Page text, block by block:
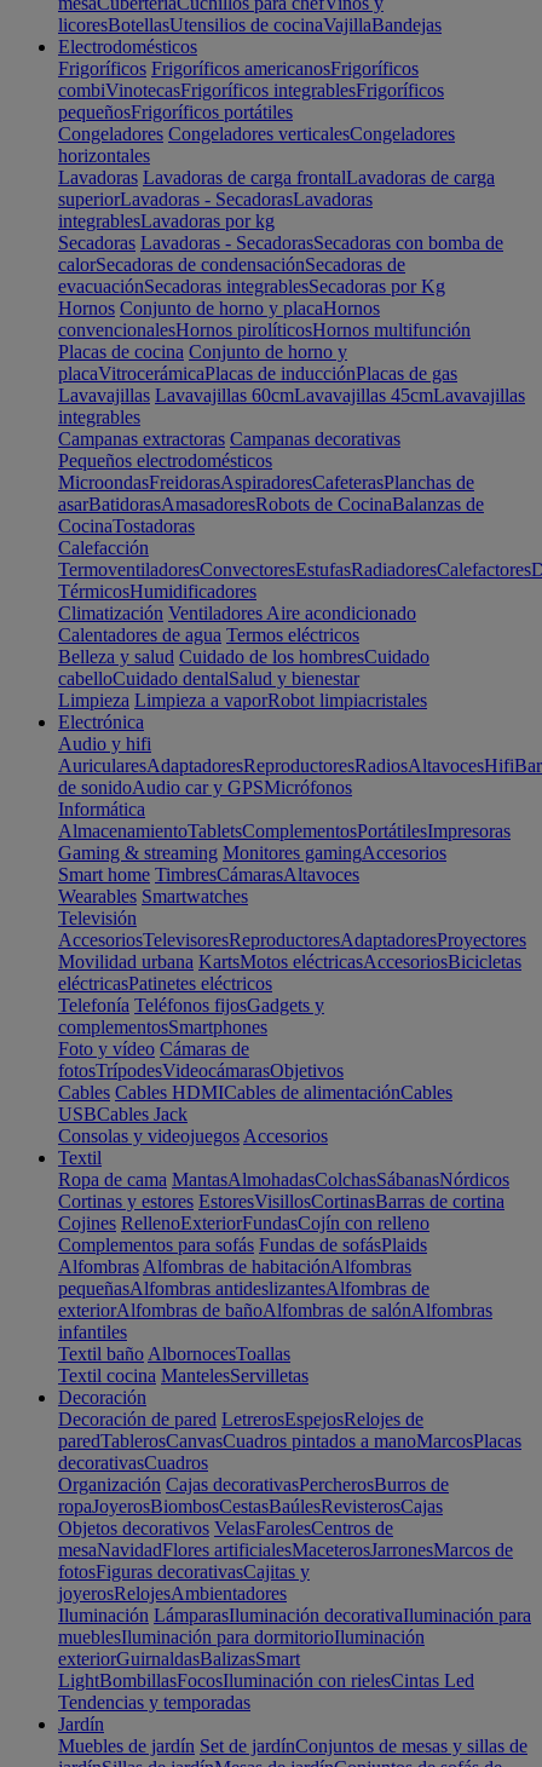
licoresBotellasUtensilios de cocinaVajillaBandejas
Electrodomésticos
Frigoríficos Frigoríficos americanosFrigoríficos
combiVinotecasFrigoríficos integrablesFrigoríficos
pequeñosFrigoríficos portátiles
Congeladores Congeladores verticalesCongeladores
horizontales
Lavadoras Lavadoras de carga frontalLavadoras de carga
superiorLavadoras - SecadorasLavadoras
integrablesLavadoras por kg
Secadoras Lavadoras - SecadorasSecadoras con bomba de
calorSecadoras de condensaciónSecadoras de
evacuaciónSecadoras integrablesSecadoras por Kg
Hornos Conjunto de horno y placaHornos
convencionalesHornos pirolíticosHornos multifunción
Placas de cocina Conjunto de horno y
placaVitrocerámicaPlacas de inducciónPlacas de gas
Lavavajillas Lavavajillas 60cmLavavajillas 45cmLavavajillas
integrables
Campanas extractoras Campanas decorativas
Pequeños electrodomésticos
MicroondasFreidorasAspiradoresCafeterasPlanchas de
asarBatidorasAmasadoresRobots de CocinaBalanzas de
CocinaTostadoras
Calefacción
TermoventiladoresConvectoresEstufasRadiadoresCalefactores
TérmicosHumidificadores
Climatización Ventiladores Aire acondicionado
Calentadores de agua Termos eléctricos
Belleza y salud Cuidado de los hombresCuidado
cabelloCuidado dentalSalud y bienestar
Limpieza Limpieza a vaporRobot limpiacristales
Electrónica
Audio y hifi
AuricularesAdaptadoresReproductoresRadiosAltavocesHifi
de sonidoAudio car y GPSMicrófonos
Informática
AlmacenamientoTabletsComplementosPortátilesImpresoras
Gaming & streaming Monitores gamingAccesorios
Smart home TimbresCámarasAltavoces
Wearables Smartwatches
Televisión
AccesoriosTelevisoresReproductoresAdaptadoresProyectores
Movilidad urbana KartsMotos eléctricasAccesoriosBicicletas
eléctricasPatinetes eléctricos
Telefonía Teléfonos fijosGadgets y
complementosSmartphones
Foto y vídeo Cámaras de
fotosTrípodesVideocámarasObjetivos
Cables Cables HDMICables de alimentaciónCables
USBCables Jack
Consolas y videojuegos Accesorios
Textil
Ropa de cama MantasAlmohadasColchasSábanasNórdicos
Cortinas y estores EstoresVisillosCortinasBarras de cortina
Cojines RellenoExteriorFundasCojín con relleno
Complementos para sofás Fundas de sofásPlaids
Alfombras Alfombras de habitaciónAlfombras
pequeñasAlfombras antideslizantesAlfombras de
exteriorAlfombras de bañoAlfombras de salónAlfombras
infantiles
Textil baño AlbornocesToallas
Textil cocina MantelesServilletas
Decoración
Decoración de pared LetrerosEspejosRelojes de
paredTablerosCanvasCuadros pintados a manoMarcosPlacas
decorativasCuadros
Organización Cajas decorativasPercherosBurros de
ropaJoyerosBiombosCestasBaúlesRevisterosCajas
Objetos decorativos VelasFarolesCentros de
mesaNavidadFlores artificialesMaceterosJarronesMarcos de
fotosFiguras decorativasCajitas y
joyerosRelojesAmbientadores
Iluminación LámparasIluminación decorativaIluminación para
mueblesIluminación para dormitorioIluminación
exteriorGuirnaldasBalizasSmart
LightBombillasFocosIluminación con rielesCintas Led
Tendencias y temporadas
Jardín
Muebles de jardín Set de jardínConjuntos de mesas y sillas de